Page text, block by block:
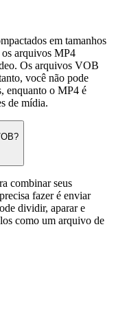
em tamanhos
os arquivos MP4
Os arquivos VOB
você não pode
enquanto o MP4 é
de mídia.
combinar seus
fazer é enviar
dividir, aparar e
como um arquivo de